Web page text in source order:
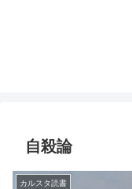
自殺論
カルスタ読書